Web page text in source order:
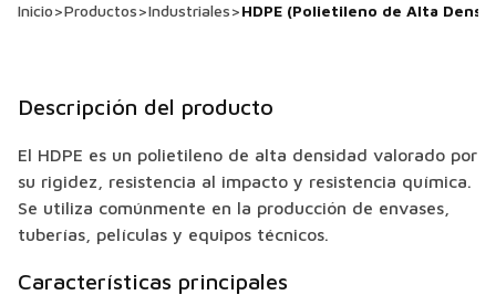
Inicio>Productos>Industriales>HDPE (Polietileno de Alta
Descripción del producto
El HDPE es un polietileno de alta densidad valorado por
su rigidez, resistencia al impacto y resistencia química.
Se utiliza comúnmente en la producción de envases,
tuberías, películas y equipos técnicos.
Características principales